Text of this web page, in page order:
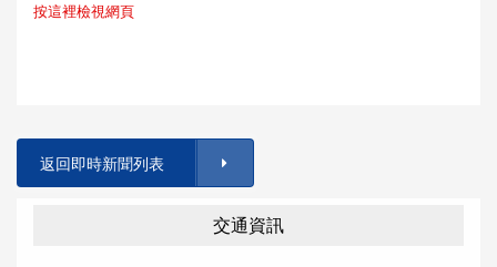
按這裡檢視網頁
返回即時新聞列表
交通資訊